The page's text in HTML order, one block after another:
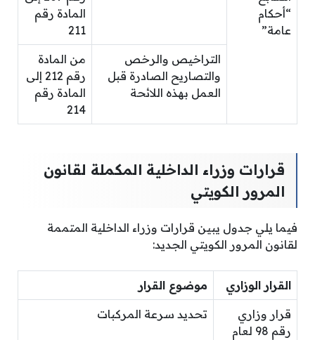
“أحكام
عامة”
المادة رقم
211
التراخيص والرخص
والتصاريح الصادرة قبل
العمل بهذه اللائحة
من المادة
رقم 212 إلى
المادة رقم
214
قرارات وزراء الداخلية المكملة لقانون
المرور الكويتي
فيما يلي جدول يبين قرارات وزراء الداخلية المتممة
لقانون المرور الكويتي الجديد:
القرار الوزاري موضوع القرار
قرار وزاري
رقم 98 لعام
تحديد سرعة المركبات